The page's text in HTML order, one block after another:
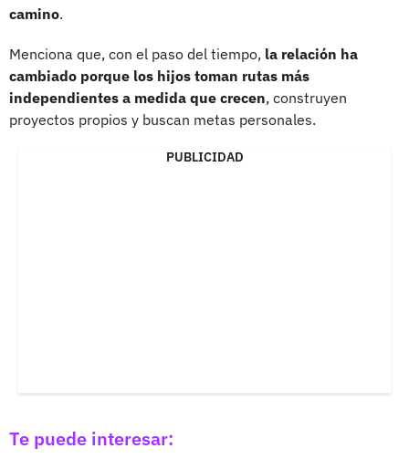
camino.
Menciona que, con el paso del tiempo, la relación ha
cambiado porque los hijos toman rutas más
independientes a medida que crecen, construyen
proyectos propios y buscan metas personales.
PUBLICIDAD
Te puede interesar: